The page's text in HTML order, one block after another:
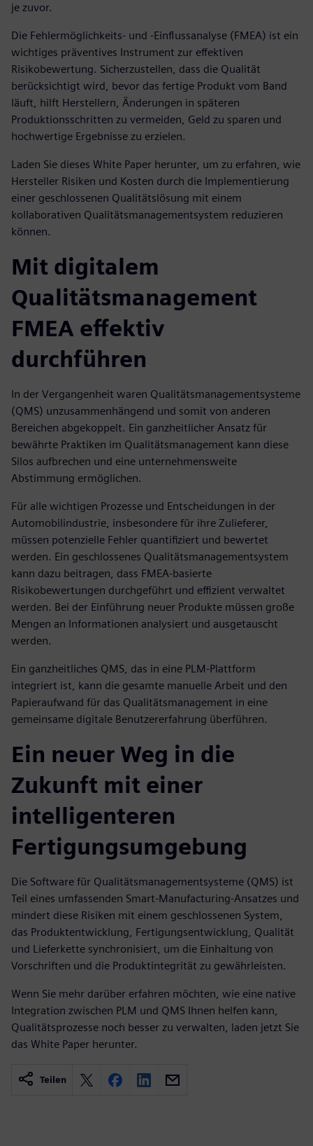
je zuvor.
Die Fehlermöglichkeits- und -Einflussanalyse (FMEA) ist ein
wichtiges präventives Instrument zur effektiven
Risikobewertung. Sicherzustellen, dass die Qualität
berücksichtigt wird, bevor das fertige Produkt vom Band
läuft, hilft Herstellern, Änderungen in späteren
Produktionsschritten zu vermeiden, Geld zu sparen und
hochwertige Ergebnisse zu erzielen.
Laden Sie dieses White Paper herunter, um zu erfahren, wie
Hersteller Risiken und Kosten durch die Implementierung
einer geschlossenen Qualitätslösung mit einem
kollaborativen Qualitätsmanagementsystem reduzieren
können.
Mit digitalem
Qualitätsmanagement
FMEA effektiv
durchführen
In der Vergangenheit waren Qualitätsmanagementsysteme
(QMS) unzusammenhängend und somit von anderen
Bereichen abgekoppelt. Ein ganzheitlicher Ansatz für
bewährte Praktiken im Qualitätsmanagement kann diese
Silos aufbrechen und eine unternehmensweite
Abstimmung ermöglichen.
Für alle wichtigen Prozesse und Entscheidungen in der
Automobilindustrie, insbesondere für ihre Zulieferer,
müssen potenzielle Fehler quantifiziert und bewertet
werden. Ein geschlossenes Qualitätsmanagementsystem
kann dazu beitragen, dass FMEA-basierte
Risikobewertungen durchgeführt und effizient verwaltet
werden. Bei der Einführung neuer Produkte müssen große
Mengen an Informationen analysiert und ausgetauscht
werden.
Ein ganzheitliches QMS, das in eine PLM-Plattform
integriert ist, kann die gesamte manuelle Arbeit und den
Papieraufwand für das Qualitätsmanagement in eine
gemeinsame digitale Benutzererfahrung überführen.
Ein neuer Weg in die
Zukunft mit einer
intelligenteren
Fertigungsumgebung
Die Software für Qualitätsmanagementsysteme (QMS) ist
Teil eines umfassenden Smart-Manufacturing-Ansatzes und
mindert diese Risiken mit einem geschlossenen System,
das Produktentwicklung, Fertigungsentwicklung, Qualität
und Lieferkette synchronisiert, um die Einhaltung von
Vorschriften und die Produktintegrität zu gewährleisten.
Wenn Sie mehr darüber erfahren möchten, wie eine native
Integration zwischen PLM und QMS Ihnen helfen kann,
Qualitätsprozesse noch besser zu verwalten, laden jetzt Sie
das White Paper herunter.
Teilen